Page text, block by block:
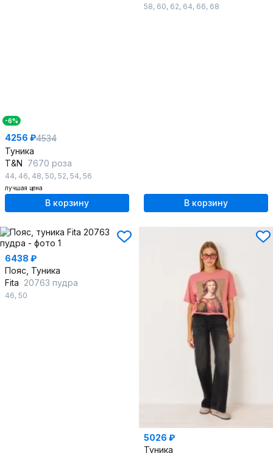
-6%
4256 ₽4534
Туника
T&N 7670 роза
44, 46, 48, 50, 52, 54, 56
лучшая цена
В корзину
58, 60, 62, 64, 66, 68
В корзину
6438 ₽
Пояс, Туника
Fita 20763 пудра
46, 50
5026 ₽
Туника